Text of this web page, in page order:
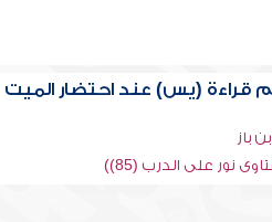
قراءة (يس) عند احتضار الميت
باز
نور على الدرب (85))